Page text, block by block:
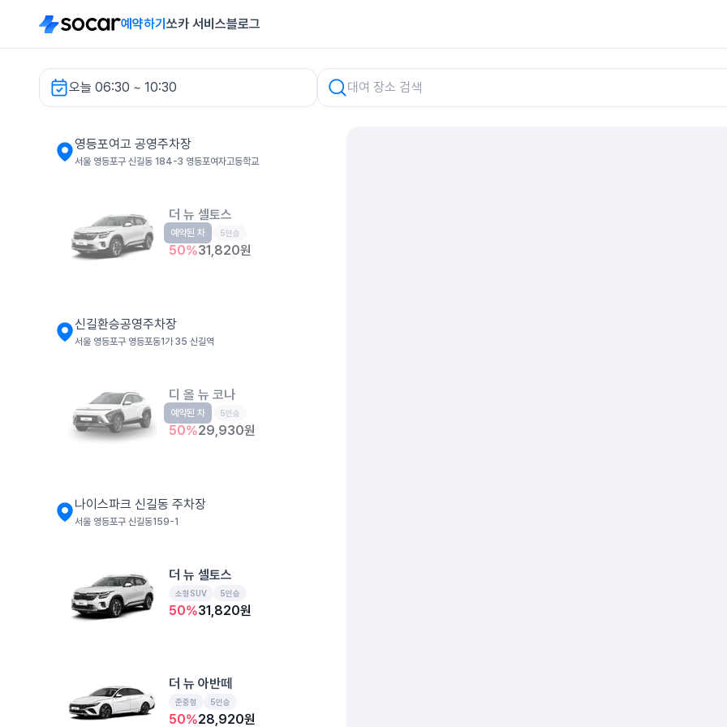
예약하기 쏘카 서비스블로그
오늘 06:30 ~ 10:30
영등포여고 공영주차장 렌터카
영등포여고 공영주차장
서울 영등포구 신길동 184-3 영등포여자고등학교
더 뉴 셀토스
소형SUV 5인승
50%31,820원
예약된 차
신길환승공영주차장
서울 영등포구 영등포동1가 35 신길역
디 올 뉴 코나
소형SUV 5인승
50%29,930원
예약된 차
나이스파크 신길동 주차장
서울 영등포구 신길동159-1
더 뉴 셀토스
소형SUV 5인승
50%31,820원
더 뉴 아반떼
준중형 5인승
50%28,920원